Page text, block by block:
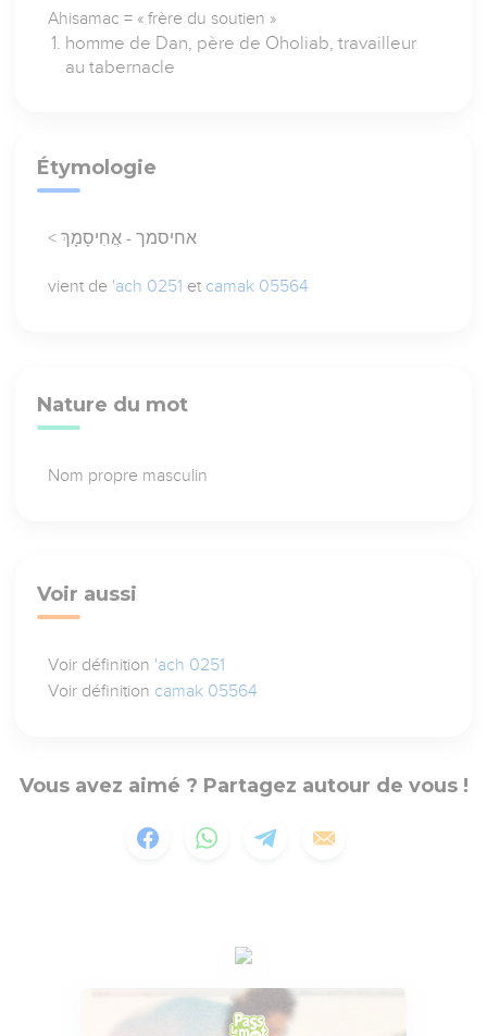
Ahisamac = « frère du soutien »
homme de Dan, père de Oholiab, travailleur
au tabernacle
Étymologie
< אחיסמך - אֲחִיסָמָךְ
vient de 'ach 0251 et camak 05564
Nature du mot
Nom propre masculin
Voir aussi
Voir définition 'ach 0251
Voir définition camak 05564
Vous avez aimé ? Partagez autour de vous !